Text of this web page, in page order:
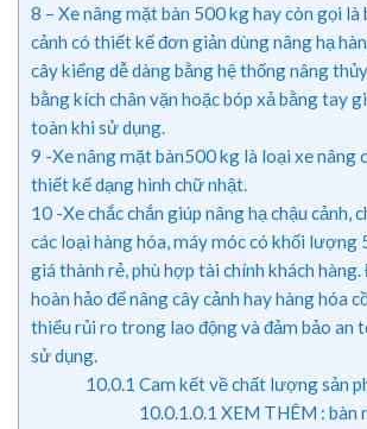
8 – Xe nâng mặt bàn 500 kg hay còn gọi là
cảnh có thiết kế đơn giản dùng nâng hạ
cây kiểng dễ dàng bằng hệ thống nâng
bằng kích chân vặn hoặc bóp xả bằng tay
toàn khi sử dụng.
9 -Xe nâng mặt bàn500 kg là loại xe nâng
thiết kế dạng hình chữ nhật.
10 -Xe chắc chắn giúp nâng hạ chậu cảnh,
các loại hàng hóa, máy móc có khối lượng
giá thành rẻ, phù hợp tài chính khách
hoàn hảo để nâng cây cảnh hay hàng hóa
thiểu rủi ro trong lao động và đảm bảo an
sử dụng.
10.0.1 Cam kết về chất lượng sản
10.0.1.0.1 XEM THÊM : bàn